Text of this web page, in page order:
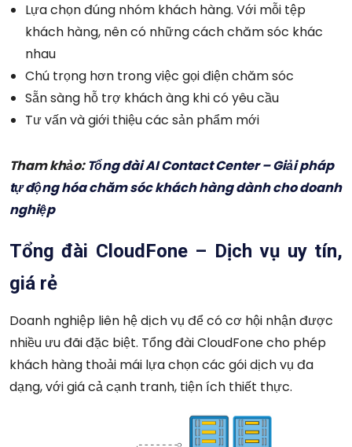
Lựa chọn đúng nhóm khách hàng. Với mỗi tệp
khách hàng, nên có những cách chăm sóc khác
nhau
Chú trọng hơn trong việc gọi điện chăm sóc
Sẵn sàng hỗ trợ khách àng khi có yêu cầu
Tư vấn và giới thiệu các sản phẩm mới
Tham khảo:Tổng đài AI Contact Center – Giải pháp
tự động hóa chăm sóc khách hàng dành cho doanh
nghiệp
Tổng đài CloudFone – Dịch vụ uy tín,
giá rẻ
Doanh nghiệp liên hệ dịch vụ để có cơ hội nhận được
nhiều ưu đãi đặc biệt. Tổng đài CloudFone cho phép
khách hàng thoải mái lựa chọn các gói dịch vụ đa
dạng, với giá cả cạnh tranh, tiện ích thiết thực.